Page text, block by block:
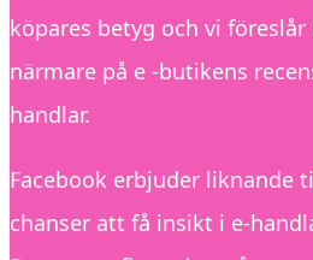
köpares betyg och vi
närmare på e -butikens
handlar.
Facebook erbjuder liknande
chanser att få insikt i e-